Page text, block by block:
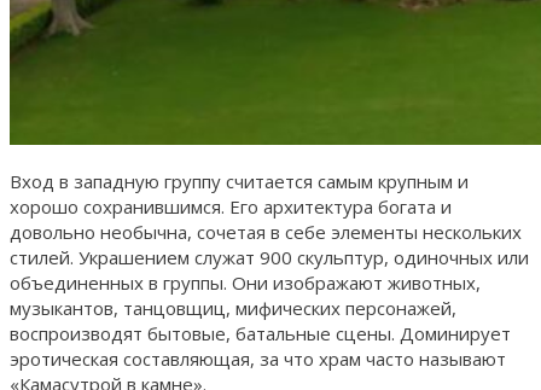
Вход в западную группу считается самым крупным и
хорошо сохранившимся. Его архитектура богата и
довольно необычна, сочетая в себе элементы нескольких
стилей. Украшением служат 900 скульптур, одиночных или
объединенных в группы. Они изображают животных,
музыкантов, танцовщиц, мифических персонажей,
воспроизводят бытовые, батальные сцены. Доминирует
эротическая составляющая, за что храм часто называют
«Камасутрой в камне».